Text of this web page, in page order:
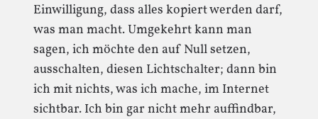
Einwilligung, dass alles kopiert werden darf,
was man macht. Umgekehrt kann man
sagen, ich möchte den auf Null setzen,
ausschalten, diesen Lichtschalter; dann bin
ich mit nichts, was ich mache, im Internet
sichtbar. Ich bin gar nicht mehr auffindbar,